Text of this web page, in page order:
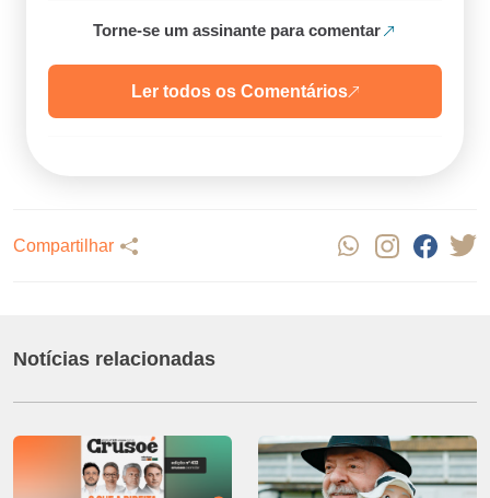
Torne-se um assinante para comentar
Ler todos os Comentários
Compartilhar
Notícias relacionadas